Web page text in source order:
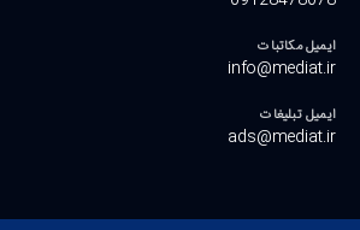
ایمیل مکاتبات
info@mediat.ir
ایمیل تبلیغات
ads@mediat.ir